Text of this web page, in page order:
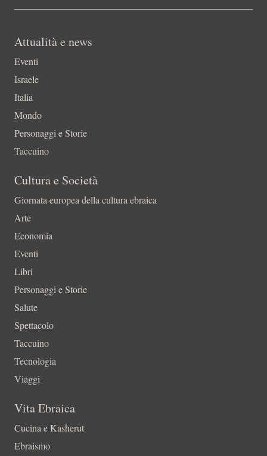
Attualità e news
Eventi
Israele
Italia
Mondo
Personaggi e Storie
Taccuino
Cultura e Società
Giornata europea della cultura ebraica
Arte
Economia
Eventi
Libri
Personaggi e Storie
Salute
Spettacolo
Taccuino
Tecnologia
Viaggi
Vita Ebraica
Cucina e Kasherut
Ebraismo